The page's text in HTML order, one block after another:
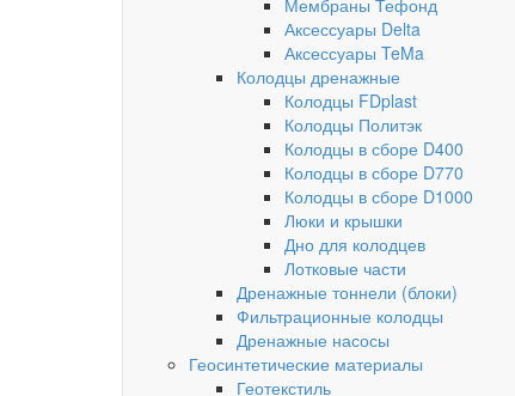
Мембраны Тефонд
Аксессуары Delta
Аксессуары TeMa
Колодцы дренажные
Колодцы FDplast
Колодцы Политэк
Колодцы в сборе D400
Колодцы в сборе D770
Колодцы в сборе D1000
Люки и крышки
Дно для колодцев
Лотковые части
Дренажные тоннели (блоки)
Фильтрационные колодцы
Дренажные насосы
Геосинтетические материалы
Геотекстиль